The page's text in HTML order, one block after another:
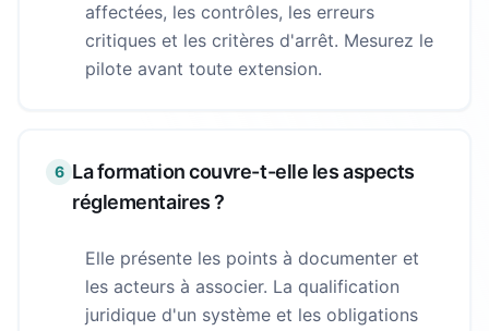
affectées, les contrôles, les erreurs
critiques et les critères d'arrêt. Mesurez le
pilote avant toute extension.
6 La formation couvre-t-elle les aspects
réglementaires ?
Elle présente les points à documenter et
les acteurs à associer. La qualification
juridique d'un système et les obligations